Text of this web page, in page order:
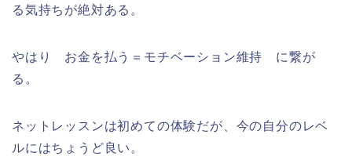
る気持ちが絶対ある。
やはり お金を払う＝モチベーション維持 に繋が
る。
ネットレッスンは初めての体験だが、今の自分のレベ
ルにはちょうど良い。